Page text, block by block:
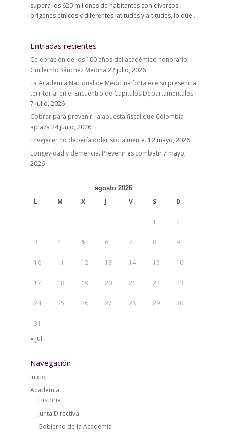
supera los 620 millones de habitantes con diversos
orígenes étnicos y diferentes latitudes y altitudes, lo que...
Entradas recientes
Celebración de los 100 años del académico honorario
Guillermo Sánchez Medina 22 julio, 2026
La Academia Nacional de Medicina fortalece su presencia
territorial en el Encuentro de Capítulos Departamentales
7 julio, 2026
Cobrar para prevenir: la apuesta fiscal que Colombia
aplaza 24 junio, 2026
Envejecer no debería doler socialmente. 12 mayo, 2026
Longevidad y demencia. Prevenir es combatir7 mayo,
2026
agosto 2026
L M X J V S D
1 2
3 4 5 6 7 8 9
10 11 12 13 14 15 16
17 18 19 20 21 22 23
24 25 26 27 28 29 30
31
« Jul
Navegación
Inicio
Academia
Historia
Junta Directiva
Gobierno de la Academia